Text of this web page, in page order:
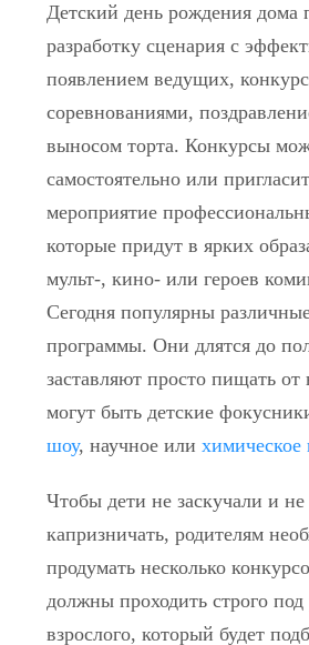
Детский день рождения дома
разработку сценария с
появлением ведущих,
соревнованиями,
выносом торта. Конкурсы
самостоятельно или
мероприятие
которые придут в ярких
мульт-, кино- или героев
Сегодня популярны
программы. Они длятся до
заставляют просто пищать от
могут быть детские
шоу, научное илихимическое
Чтобы дети не заскучали и не
капризничать, родителям
продумать несколько
должны проходить строго под
взрослого, который будет